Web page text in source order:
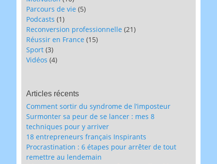
Parcours de vie (5)
Podcasts (1)
Reconversion professionnelle (21)
Réussir en France (15)
Sport (3)
Vidéos (4)
Articles récents
Comment sortir du syndrome de l’imposteur
Surmonter sa peur de se lancer : mes 8
techniques pour y arriver
18 entrepreneurs français Inspirants
Procrastination : 6 étapes pour arrêter de tout
remettre au lendemain